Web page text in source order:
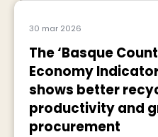
30 mar 2026
The ‘Basque
Economy
shows better
productivity and
procurement